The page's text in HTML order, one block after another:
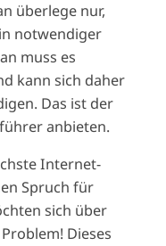
überlege nur,
notwendiger
muss es
kann sich daher
Das ist der
anbieten.
Internet-
Spruch für
sich über
Dieses